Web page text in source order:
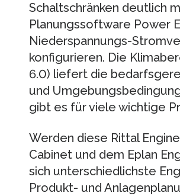
Schaltschränken deutlich
Planungssoftware Power
Niederspannungs-
konfigurieren. Die
6.0) liefert die
und
gibt es für viele wichtige
Werden diese Rittal
Cabinet und dem Eplan
sich unterschiedlichste
Produkt- und